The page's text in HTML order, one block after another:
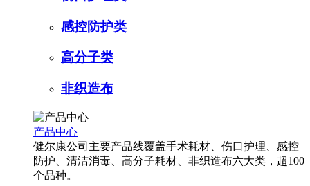
感控防护类
高分子类
非织造布
产品中心
健尔康公司主要产品线覆盖手术耗材、伤口护理、感控
防护、清洁消毒、高分子耗材、非织造布六大类，超100
个品种。